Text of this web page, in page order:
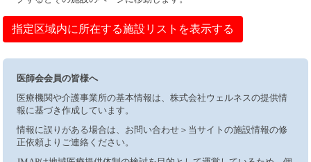
指定区域内に所在する施設リストを表示する
医師会会員の皆様へ
医療機関や介護事業所の基本情報は、株式会社ウェルネスの提供情
報に基づき作成しています。
情報に誤りがある場合は、お問い合わせ＞当サイトの施設情報の修
正依頼よりご連絡ください。